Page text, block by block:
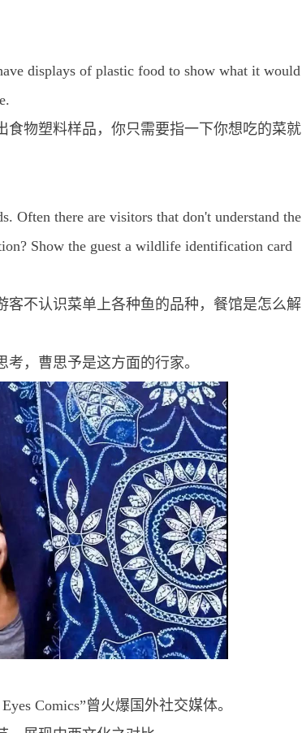
displays of plastic food to show what it would
物塑料样品，你只需要指一下你想吃的菜就
Often there are visitors that don't understand the
Show the guest a wildlife identification card
不认识菜单上各种鱼的品种，餐馆是怎么解
，曹思予是这方面的行家。
Comics”曾火爆国外社交媒体。